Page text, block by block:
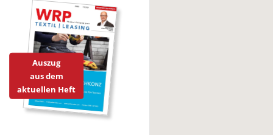
Auszug
aus dem
aktuellen Heft